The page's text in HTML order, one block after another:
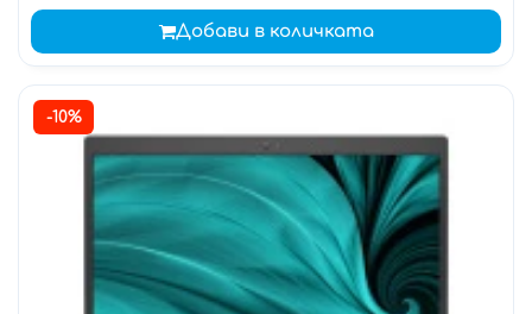
Добави в количката
-10%